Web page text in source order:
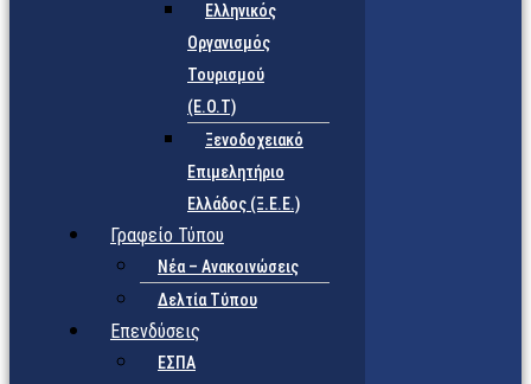
Eλληνικός
Οργανισμός
Τουρισμού
(Ε.Ο.Τ)
Ξενοδοχειακό
Επιμελητήριο
Ελλάδος (Ξ.Ε.Ε.)
Γραφείο Τύπου
Νέα – Ανακοινώσεις
Δελτία Τύπου
Επενδύσεις
ΕΣΠΑ